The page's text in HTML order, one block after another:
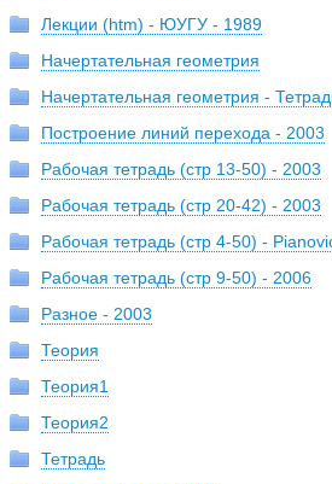
Лекции (htm) - ЮУГУ - 1989
Начертательная геометрия
Начертательная геометрия -
Построение линий перехода - 2003
Рабочая тетрадь (стр 13-50) - 2003
Рабочая тетрадь (стр 20-42) - 2003
Рабочая тетрадь (стр 4-50) -
Рабочая тетрадь (стр 9-50) - 2006
Разное - 2003
Теория
Теория1
Теория2
Тетрадь